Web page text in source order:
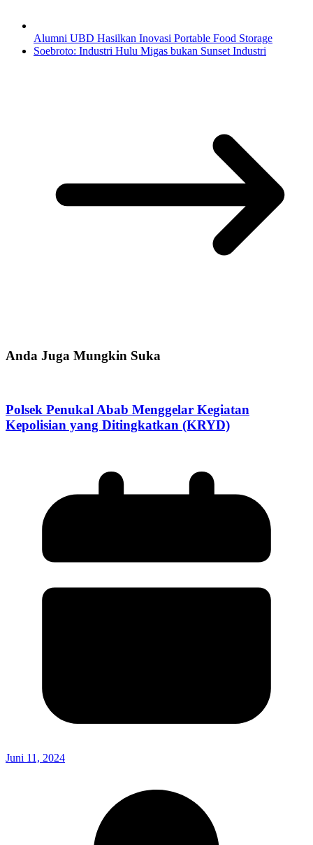
Alumni UBD Hasilkan Inovasi Portable Food Storage
Soebroto: Industri Hulu Migas bukan Sunset Industri
Anda Juga Mungkin Suka
Polsek Penukal Abab Menggelar Kegiatan
Kepolisian yang Ditingkatkan (KRYD)
Juni 11, 2024